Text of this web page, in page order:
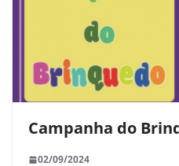
Campanha do
02/09/2024